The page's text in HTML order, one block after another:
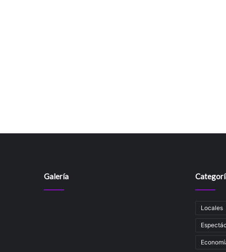
Galería
Locales